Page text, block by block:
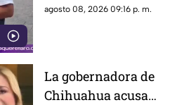
lugar.
agosto 08, 2026 09:16 p. m.
La gobernadora de
Chihuahua acusa